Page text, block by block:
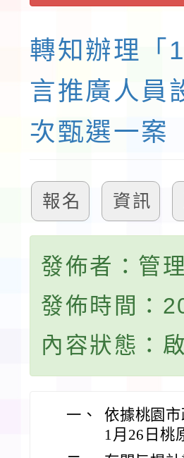
轉知辦理「
言推廣人員
次甄選一案
報名 資訊
發佈者：管
發佈時間：
內容狀態：
一、
依據桃園
1月26日桃